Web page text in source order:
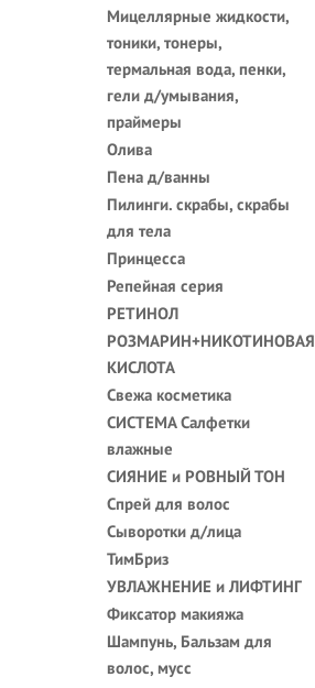
Мицеллярные жидкости,
тоники, тонеры,
термальная вода, пенки,
гели д/умывания,
праймеры
Олива
Пена д/ванны
Пилинги. скрабы, скрабы
для тела
Принцесса
Репейная серия
РЕТИНОЛ
РОЗМАРИН+НИКОТИНОВАЯ
КИСЛОТА
Свежа косметика
СИСТЕМА Салфетки
влажные
СИЯНИЕ и РОВНЫЙ ТОН
Спрей для волос
Сыворотки д/лица
ТимБриз
УВЛАЖНЕНИЕ и ЛИФТИНГ
Фиксатор макияжа
Шампунь, Бальзам для
волос, мусс